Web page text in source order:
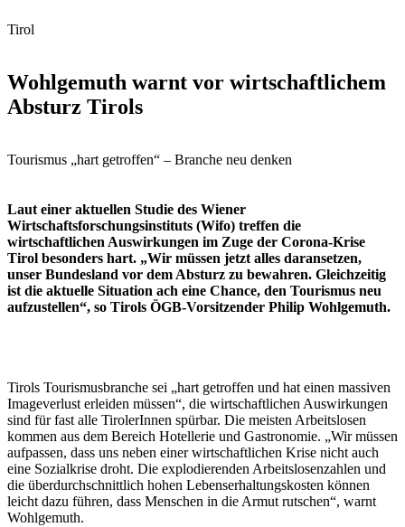
Tirol
Wohlgemuth warnt vor wirtschaftlichem
Absturz Tirols
Tourismus „hart getroffen“ – Branche neu denken
Laut einer aktuellen Studie des Wiener
Wirtschaftsforschungsinstituts (Wifo) treffen die
wirtschaftlichen Auswirkungen im Zuge der Corona-Krise
Tirol besonders hart. „Wir müssen jetzt alles daransetzen,
unser Bundesland vor dem Absturz zu bewahren. Gleichzeitig
ist die aktuelle Situation ach eine Chance, den Tourismus neu
aufzustellen“, so Tirols ÖGB-Vorsitzender Philip Wohlgemuth.
Tirols Tourismusbranche sei „hart getroffen und hat einen massiven
Imageverlust erleiden müssen“, die wirtschaftlichen Auswirkungen
sind für fast alle TirolerInnen spürbar. Die meisten Arbeitslosen
kommen aus dem Bereich Hotellerie und Gastronomie. „Wir müssen
aufpassen, dass uns neben einer wirtschaftlichen Krise nicht auch
eine Sozialkrise droht. Die explodierenden Arbeitslosenzahlen und
die überdurchschnittlich hohen Lebenserhaltungskosten können
leicht dazu führen, dass Menschen in die Armut rutschen“, warnt
Wohlgemuth.